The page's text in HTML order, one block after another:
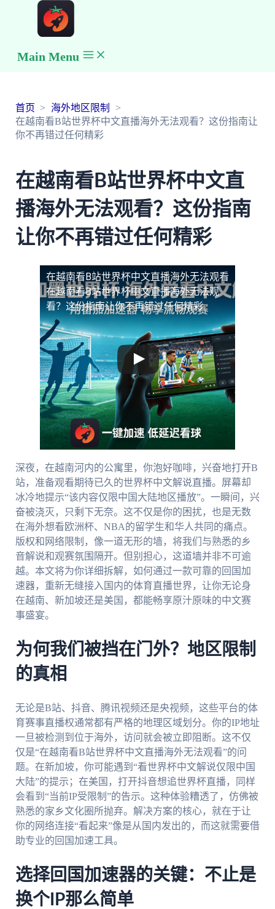
Main Menu
首页
海外地区限制
在越南看B站世界杯中文直播海外无法观看？这份指南让
你不再错过任何精彩
在越南看B站世界杯中文直
播海外无法观看？这份指南
让你不再错过任何精彩
在越南看B站世界杯中文直播海外无法观看
在越南看B站世界杯中文直播海外无法观
看？这份指南让你不再错过任何精彩
深夜，在越南河内的公寓里，你泡好咖啡，兴奋地打开B
站，准备观看期待已久的世界杯中文解说直播。屏幕却
冰冷地提示“该内容仅限中国大陆地区播放”。一瞬间，兴
奋被浇灭，只剩下无奈。这不仅是你的困扰，也是无数
在海外想看欧洲杯、NBA的留学生和华人共同的痛点。
版权和网络限制，像一道无形的墙，将我们与熟悉的乡
音解说和观赛氛围隔开。但别担心，这道墙并非不可逾
越。本文将为你详细拆解，如何通过一款可靠的回国加
速器，重新无缝接入国内的体育直播世界，让你无论身
在越南、新加坡还是美国，都能畅享原汁原味的中文赛
事盛宴。
为何我们被挡在门外？地区限制
的真相
无论是B站、抖音、腾讯视频还是央视频，这些平台的体
育赛事直播权通常都有严格的地理区域划分。你的IP地址
一旦被检测到位于海外，访问就会被立即阻断。这不仅
仅是“在越南看B站世界杯中文直播海外无法观看”的问
题。在新加坡，你可能遇到“看世界杯中文解说仅限中国
大陆”的提示；在美国，打开抖音想追世界杯直播，同样
会看到“当前IP受限制”的告示。这种体验糟透了，仿佛被
熟悉的家乡文化圈所抛弃。解决方案的核心，就在于让
你的网络连接“看起来”像是从国内发出的，而这就需要借
助专业的回国加速工具。
选择回国加速器的关键：不止是
换个IP那么简单